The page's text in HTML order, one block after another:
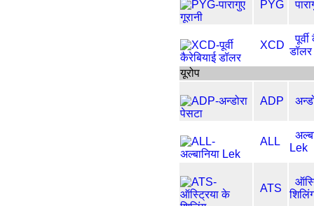
PYG
XCD
डॉलर
यूरोप
ADP
ALL
Lek
ATS